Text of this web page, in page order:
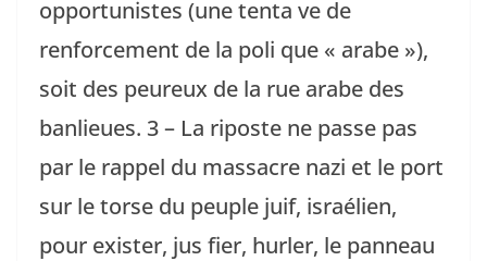
opportunistes (une tenta ve de
renforcement de la poli que « arabe »),
soit des peureux de la rue arabe des
banlieues. 3 – La riposte ne passe pas
par le rappel du massacre nazi et le port
sur le torse du peuple juif, israélien,
pour exister, jus fier, hurler, le panneau